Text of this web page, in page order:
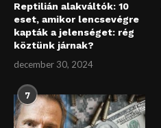
Reptilián alakváltók: 10
eset, amikor lencsevégre
kapták a jelenséget: rég
köztünk járnak?
december 30, 2024
7